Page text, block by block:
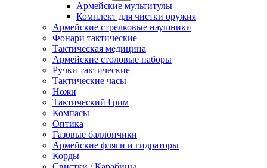
Армейские мультитулы
Комплект для чистки оружия
Армейские стрелковые наушники
Фонари тактические
Тактическая медицина
Армейские столовые наборы
Ручки тактические
Тактические часы
Ножи
Тактический Грим
Компасы
Оптика
Газовые баллончики
Армейские фляги и гидраторы
Корды